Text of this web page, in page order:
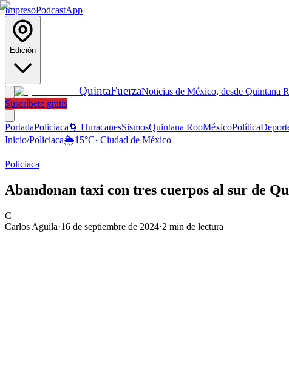
ImpresoPodcastApp
Edición
QuintaFuerzaNoticias de México, desde Quintana
Suscríbete gratis
PortadaPoliciaca 🌀 HuracanesSismosQuintana RooMéxicoPolítica
Inicio/Policiaca🌦️15°C· Ciudad de México
Policiaca
Abandonan taxi con tres cuerpos al sur de
C
Carlos Aguila·16 de septiembre de 2024·2 min de lectura